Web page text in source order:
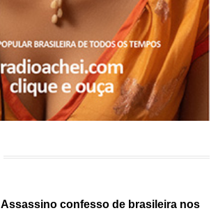
Assassino confesso de brasileira nos